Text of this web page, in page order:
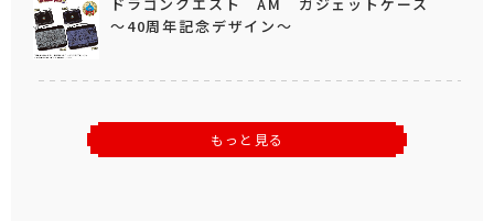
～40周年記念デザイン～
もっと見る